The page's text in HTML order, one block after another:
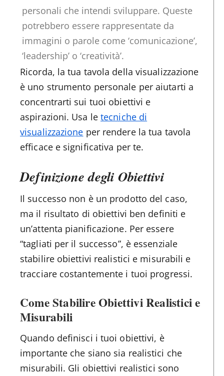
personali che intendi sviluppare. Queste
potrebbero essere rappresentate da
immagini o parole come ‘comunicazione’,
‘leadership’ o ‘creatività’.
Ricorda, la tua tavola della visualizzazione
è uno strumento personale per aiutarti a
concentrarti sui tuoi obiettivi e
aspirazioni. Usa letecniche di
visualizzazione per rendere la tua tavola
efficace e significativa per te.
Definizione degli Obiettivi
Il successo non è un prodotto del caso,
ma il risultato di obiettivi ben definiti e
un’attenta pianificazione. Per essere
“tagliati per il successo”, è essenziale
stabilire obiettivi realistici e misurabili e
tracciare costantemente i tuoi progressi.
Come Stabilire Obiettivi Realistici e
Misurabili
Quando definisci i tuoi obiettivi, è
importante che siano sia realistici che
misurabili. Gli obiettivi realistici sono